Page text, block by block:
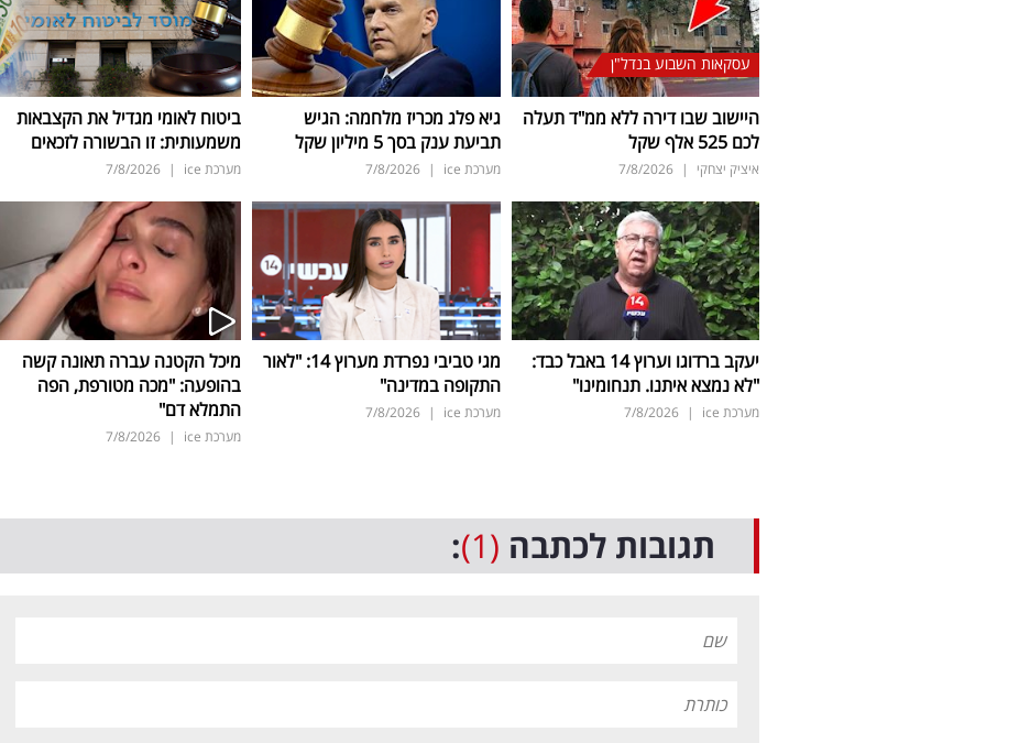
עסקאות השבוע בנדל"ן
היישוב שבו דירה ללא ממ"ד תעלה
לכם 525 אלף שקל
איציק יצחקי |
7/8/2026
גיא פלג מכריז מלחמה: הגיש
תביעת ענק בסך 5 מיליון שקל
מערכת ice |
7/8/2026
ביטוח לאומי מגדיל את הקצבאות
משמעותית: זו הבשורה לזכאים
מערכת ice |
7/8/2026
יעקב ברדוגו וערוץ 14 באבל כבד:
"לא נמצא איתנו. תנחומינו"
מערכת ice |
7/8/2026
מגי טביבי נפרדת מערוץ 14: "לאור
התקופה במדינה"
מערכת ice |
7/8/2026
מיכל הקטנה עברה תאונה קשה
בהופעה: "מכה מטורפת, הפה
התמלא דם"
מערכת ice |
7/8/2026
תגובות לכתבה (1)
: